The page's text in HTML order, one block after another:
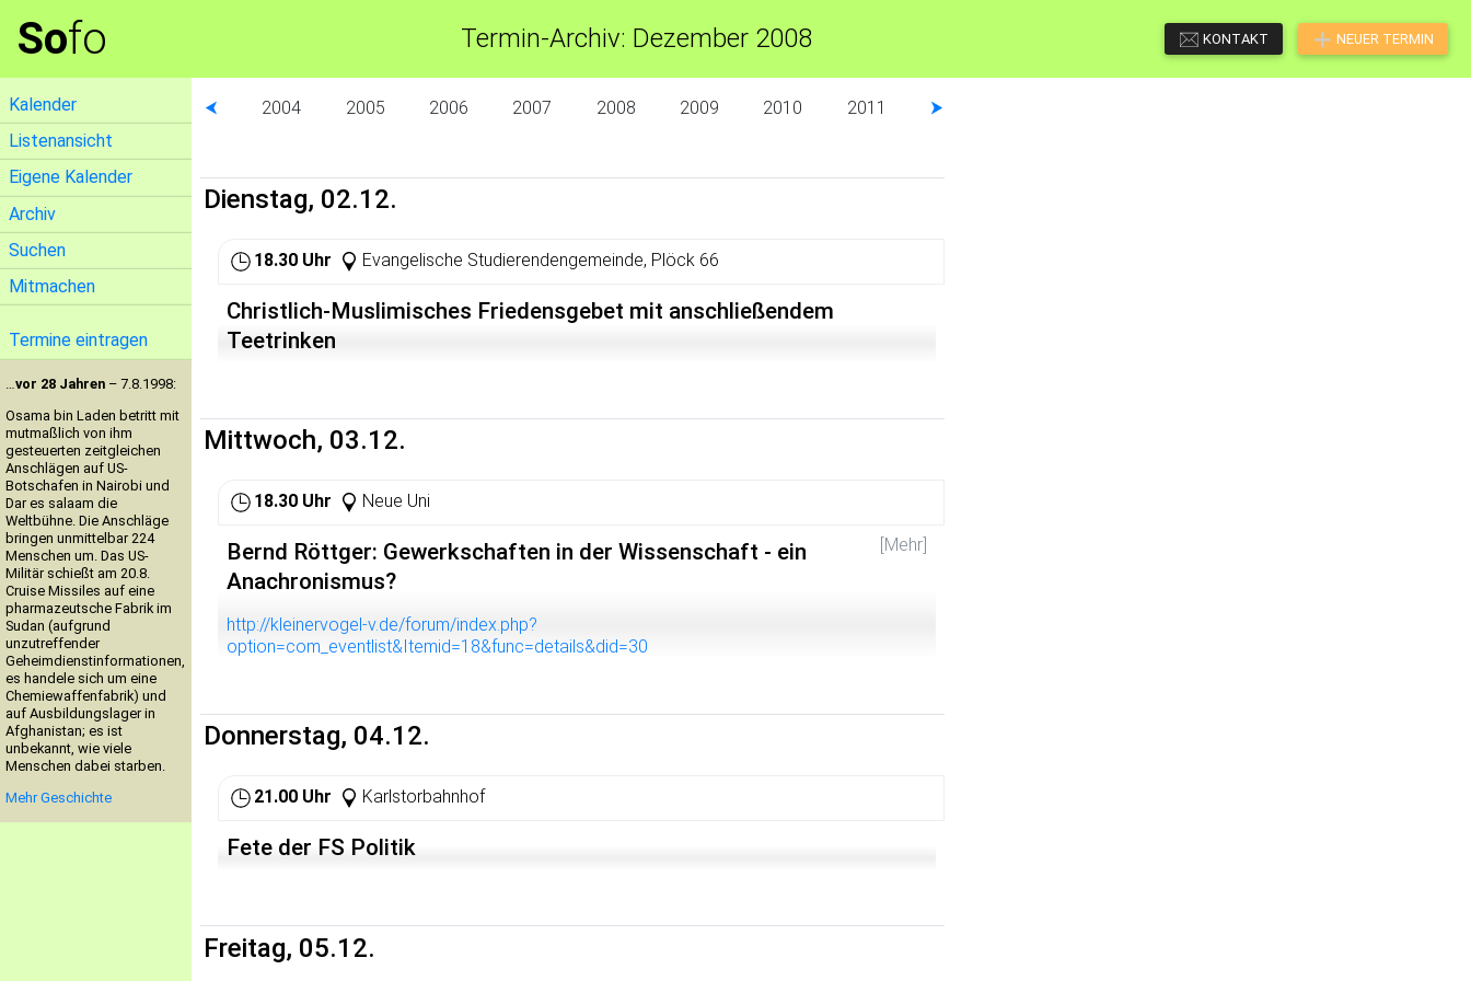
Sofo Termin-Archiv: Dezember 2008 KONTAKT NEUER TERMIN
Kalender
Listenansicht
Eigene Kalender
Archiv
Suchen
Mitmachen
Termine eintragen
…vor 28 Jahren – 7.8.1998:
Osama bin Laden betritt mit
mutmaßlich von ihm
gesteuerten zeitgleichen
Anschlägen auf US-
Botschafen in Nairobi und
Dar es salaam die
Weltbühne. Die Anschläge
bringen unmittelbar 224
Menschen um. Das US-
Militär schießt am 20.8.
Cruise Missiles auf eine
pharmazeutsche Fabrik im
Sudan (aufgrund
unzutreffender
Geheimdienstinformationen,
es handele sich um eine
Chemiewaffenfabrik) und
auf Ausbildungslager in
Afghanistan; es ist
unbekannt, wie viele
Menschen dabei starben.
Mehr Geschichte
⮜ 2004 2005 2006 2007 2008 2009 2010 2011 ⮞
Dienstag, 02.12.
18.30 Uhr Evangelische Studierendengemeinde, Plöck 66
Christlich-Muslimisches Friedensgebet mit anschließendem
Teetrinken
Mittwoch, 03.12.
18.30 Uhr Neue Uni
[Mehr]
Bernd Röttger: Gewerkschaften in der Wissenschaft - ein
Anachronismus?
http://kleinervogel-v.de/forum/index.php?
option=com_eventlist&Itemid=18&func=details&did=30
Donnerstag, 04.12.
21.00 Uhr Karlstorbahnhof
Fete der FS Politik
Freitag, 05.12.